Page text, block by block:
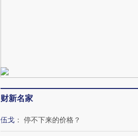
财新名家
伍戈 ： 停不下来的价格？